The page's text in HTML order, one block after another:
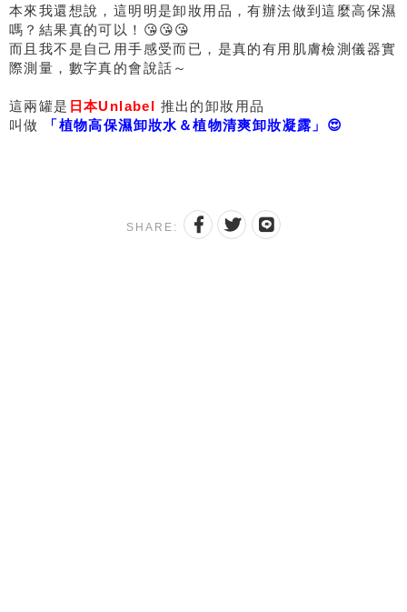
本來我還想說，這明明是卸妝用品，有辦法做到這麼高保濕
嗎？結果真的可以！😘😘😘
而且我不是自己用手感受而已，是真的有用肌膚檢測儀器實
際測量，數字真的會說話～
這兩罐是 日本Unlabel 推出的卸妝用品
叫做
「植物高保濕卸妝水＆植物清爽卸妝凝露」😍
SHARE: